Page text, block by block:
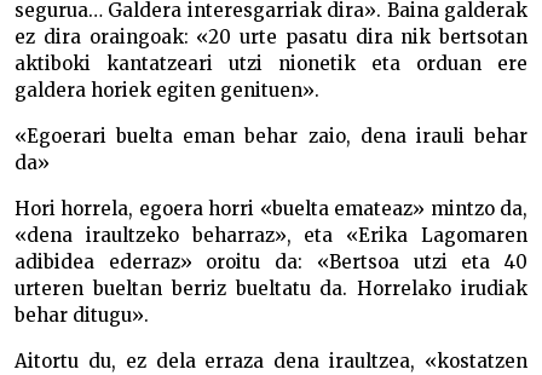
segurua… Galdera interesgarriak dira». Baina galderak
ez dira oraingoak: «20 urte pasatu dira nik bertsotan
aktiboki kantatzeari utzi nionetik eta orduan ere
galdera horiek egiten genituen».
«Egoerari buelta eman behar zaio, dena irauli behar
da»
Hori horrela, egoera horri «buelta emateaz» mintzo da,
«dena iraultzeko beharraz», eta «Erika Lagomaren
adibidea ederraz» oroitu da: «Bertsoa utzi eta 40
urteren bueltan berriz bueltatu da. Horrelako irudiak
behar ditugu».
Aitortu du, ez dela erraza dena iraultzea, «kostatzen